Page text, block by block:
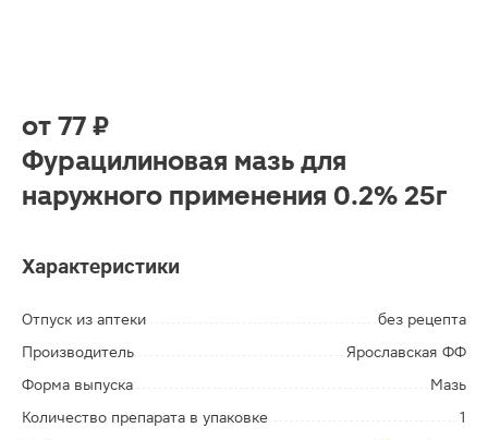
от 77 ₽
Фурацилиновая мазь для
наружного применения 0.2% 25г
Характеристики
Отпуск из аптеки
без рецепта
Производитель
Ярославская ФФ
Форма выпуска
Мазь
Количество препарата в упаковке
1